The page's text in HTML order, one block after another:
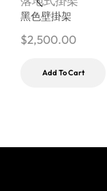
黑色壁掛架
$2,500.00
Add To Cart